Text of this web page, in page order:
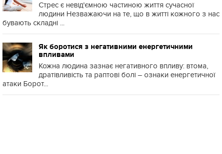
Стрес є невід'ємною частиною життя сучасної
людини Незважаючи на те, що в житті кожного з нас
бувають складні ...
Як боротися з негативними енергетичними
впливами
Кожна людина зазнає негативного впливу: втома,
дратівливість та раптові болі – ознаки енергетичної
атаки Борот...